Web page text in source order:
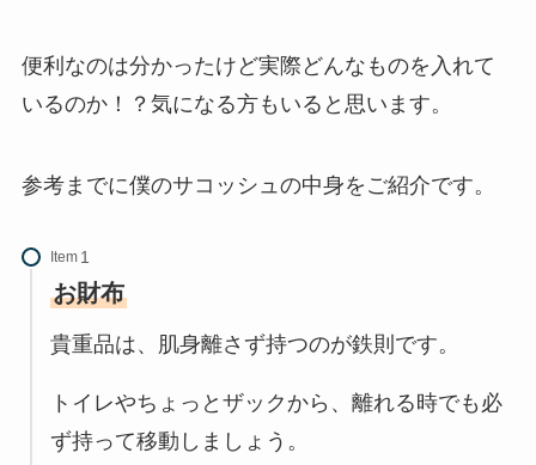
便利なのは分かったけど実際どんなものを入れて
いるのか！？気になる方もいると思います。
参考までに僕のサコッシュの中身をご紹介です。
Item
お財布
貴重品は、肌身離さず持つのが鉄則です。
トイレやちょっとザックから、離れる時でも必
ず持って移動しましょう。